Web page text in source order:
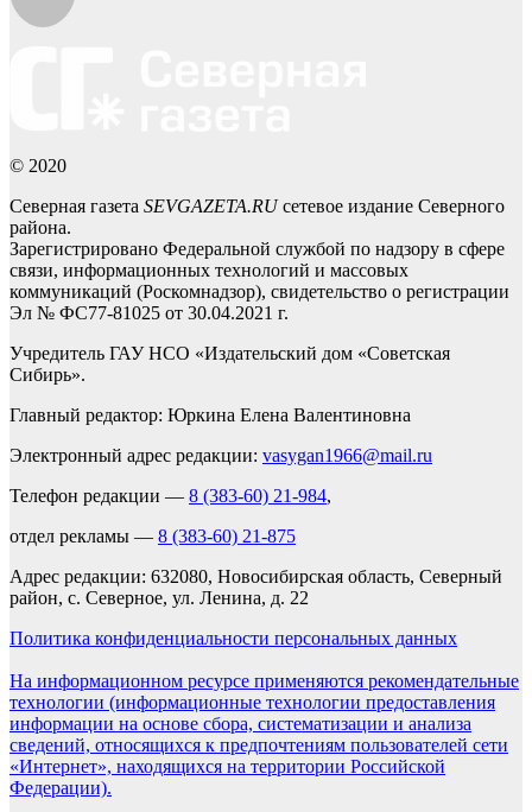
© 2020
Северная газета SEVGAZETA.RUсетевое издание Северного
района.
Зарегистрировано Федеральной службой по надзору в сфере
связи, информационных технологий и массовых
коммуникаций (Роскомнадзор), свидетельство о регистрации
Эл № ФС77-81025 от 30.04.2021 г.
Учредитель ГАУ НСО «Издательский дом «Советская
Сибирь».
Главный редактор: Юркина Елена Валентиновна
Электронный адрес редакции: vasygan1966@mail.ru
Телефон редакции — 8 (383-60) 21-984,
отдел рекламы — 8 (383-60) 21-875
Адрес редакции: 632080, Новосибирская область, Северный
район, с. Северное, ул. Ленина, д. 22
Политика конфиденциальности персональных данных
На информационном ресурсе применяются рекомендательные
технологии (информационные технологии предоставления
информации на основе сбора, систематизации и анализа
сведений, относящихся к предпочтениям пользователей сети
«Интернет», находящихся на территории Российской
Федерации).